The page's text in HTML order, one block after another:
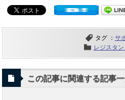
タグ ： サ
レジスタ
この記事に関連する記事